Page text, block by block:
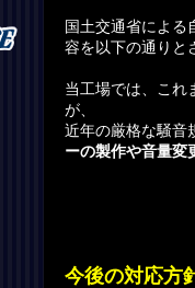
国土交通省による
容を以下の通りと
当工場では、これ
が、
近年の厳格な騒音
ーの製作や音量変
今後の対応方